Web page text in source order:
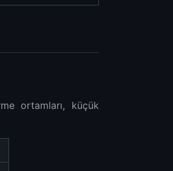
ortamları, küçük